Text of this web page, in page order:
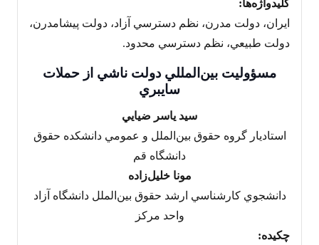
کليدواژه‌ها:
ايران، دولت مدرن، نظم دسترسي آزاد، دولت پيشامدرن،
دولت طبيعي، نظم دسترسي محدود.
مسؤوليت بين‌المللي دولت ناشي از حملات
سايبري
سيد ياسر ضيايي
استاديار گروه حقوق بين‌الملل و عمومي دانشکده حقوق
دانشگاه قم
مونا خليل‌زاده
دانشجوي کارشناسي ارشد حقوق بين‌الملل دانشگاه آزاد
واحد مرکز
چکيده: